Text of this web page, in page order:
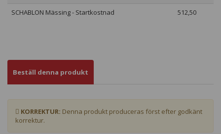
SCHABLON Mässing - Startkostnad
512,50
Beställ denna produkt
KORREKTUR: Denna produkt produceras först efter godkänt
korrektur.